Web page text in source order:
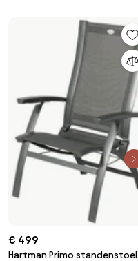
€ 499
Hartman Primo standenstoel